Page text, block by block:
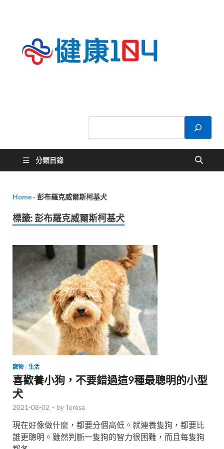
分類目錄
Home-彭布羅克威爾斯柯基犬
標籤: 彭布羅克威爾斯柯基犬
寵物 / 生活
喜歡養小狗，不要錯過這9種最聰明的小型
犬
2021-08-02 - byTeresa
現在好像做什麼，都要分個高低。就連養隻狗，都要比
誰更聰明。雖然判斷一隻狗的智力很困難，而且每隻狗